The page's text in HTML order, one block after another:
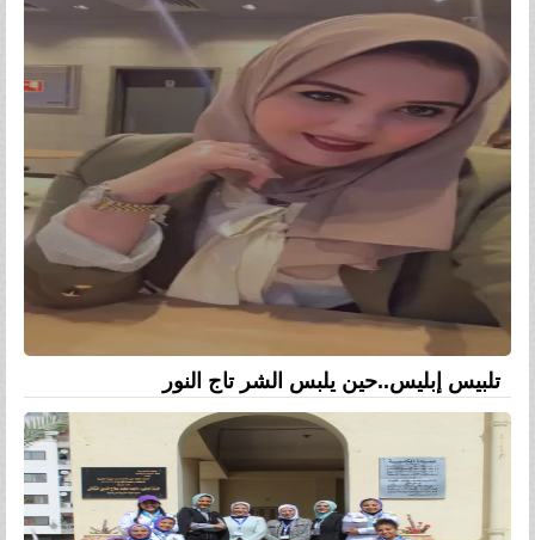
تلبيس إبليس..حين يلبس الشر تاج النور